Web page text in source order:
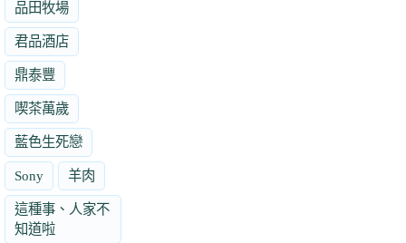
品田牧場
君品酒店
鼎泰豐
喫茶萬歲
藍色生死戀
Sony 羊肉
這種事、人家不
知道啦